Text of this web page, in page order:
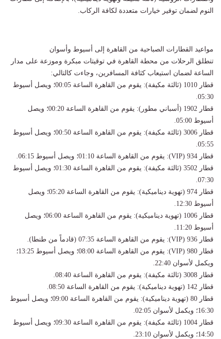
النوم لضمان توفير خيارات متعددة لكافة الركاب.
مواعيد القطارات الصباحية من القاهرة إلى أسيوط وأسوان
تنطلق الرحلات من محطة القاهرة في توقيتات مبكرة وموزعة على مدار
الساعة لضمان استيعاب كثافة المسافرين، وجاءت كالتالي:
قطار 1010 (ثالثة مكيفة): يقوم من القاهرة الساعة 00:05؛ ويصل أسيوط
05:30.
قطار 1902 (أسباني مطور): يقوم من القاهرة الساعة 00:20؛ ويصل
أسيوط 05:00.
قطار 3006 (ثالثة مكيفة): يقوم من القاهرة الساعة 00:50؛ ويصل أسيوط
05:55.
قطار 934 (VIP): يقوم من القاهرة الساعة 01:10؛ ويصل أسيوط 06:15.
قطار 3502 (ثالثة مكيفة): يقوم من القاهرة الساعة 01:30؛ ويصل أسيوط
07:30.
قطار 974 (تهوية ديناميكية): يقوم من القاهرة الساعة 05:20؛ ويصل
أسيوط 12:30.
قطار 1006 (تهوية ديناميكية): يقوم من القاهرة الساعة 06:00؛ ويصل
أسيوط 11:20.
قطار 936 (VIP): يقوم من القاهرة الساعة 07:35 (قادماً من طنطا).
قطار 980 (VIP): يقوم من القاهرة الساعة 08:00؛ ويصل أسيوط 13:25؛
ويكمل لأسوان 22:40.
قطار 3008 (ثالثة مكيفة): يقوم من القاهرة الساعة 08:40.
قطار 142 (تهوية ديناميكية): يقوم من القاهرة الساعة 08:50.
قطار 80 (تهوية ديناميكية): يقوم من القاهرة الساعة 09:00؛ ويصل أسيوط
16:30؛ ويكمل لأسوان 02:05.
قطار 1004 (ثالثة مكيفة): يقوم من القاهرة الساعة 09:30؛ ويصل أسيوط
14:50؛ ويكمل لأسوان 23:10.